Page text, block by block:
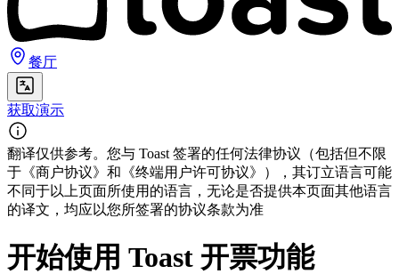
餐厅
获取演示
翻译仅供参考。您与 Toast 签署的任何法律协议（包括但不限
于《商户协议》和《终端用户许可协议》），其订立语言可能
不同于以上页面所使用的语言，无论是否提供本页面其他语言
的译文，均应以您所签署的协议条款为准
开始使用 Toast 开票功能